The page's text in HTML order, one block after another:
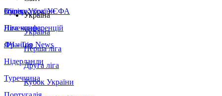
Збірна України
Італія
Німеччина
Франція
Нідерланди
Туреччина
Суперкубок УЄФА
Ліга конференцій
ЛЧ - Top News
Україна
Україна
Перша ліга
Друга ліга
Кубок України